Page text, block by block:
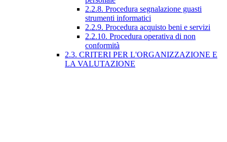
2.2.8. Procedura segnalazione guasti
strumenti informatici
2.2.9. Procedura acquisto beni e servizi
2.2.10. Procedura operativa di non
conformità
2.3. CRITERI PER L'ORGANIZZAZIONE E
LA VALUTAZIONE